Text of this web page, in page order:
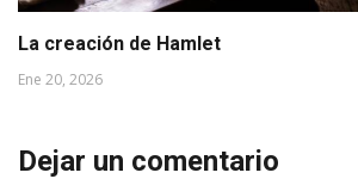
La creación de Hamlet
Ene 20, 2026
Dejar un comentario